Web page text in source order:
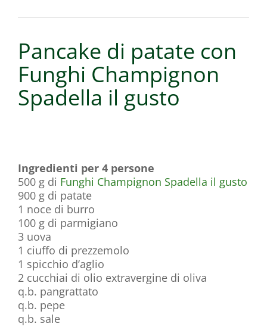
Pancake di patate con
Funghi Champignon
Spadella il gusto
Ingredienti per 4 persone
500 g di Funghi Champignon Spadella il gusto
900 g di patate
1 noce di burro
100 g di parmigiano
3 uova
1 ciuffo di prezzemolo
1 spicchio d’aglio
2 cucchiai di olio extravergine di oliva
q.b. pangrattato
q.b. pepe
q.b. sale